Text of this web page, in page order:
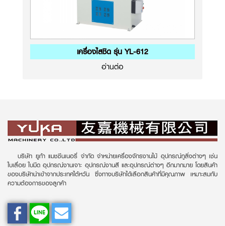
เครื่องไสชิด รุ่น YL-612
อ่านต่อ
บริษัท ยูก้า แมชชีนเนอรี่ จำกัด จำหน่ายเครื่องจักรงานไม้ อุปกรณ์ทูลิ่งต่างๆ เช่น
ใบเลื่อย ใบมีด อุปกรณ์งานเจาะ อุปกรณ์งานสี และอุปกรณ์ต่างๆ อีกมากมาย โดยสินค้า
ของบริษัทนำเข้าจากประเทศไต้หวัน ซึ่งทางบริษัทได้เลือกสินค้าที่มีคุณภาพ เหมาะสมกับ
ความต้องการของลูกค้า